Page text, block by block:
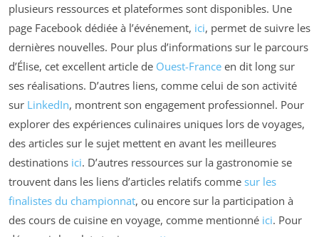
plusieurs ressources et plateformes sont disponibles. Une
page Facebook dédiée à l’événement, ici, permet de suivre les
dernières nouvelles. Pour plus d’informations sur le parcours
d’Élise, cet excellent article de Ouest-France en dit long sur
ses réalisations. D’autres liens, comme celui de son activité
sur LinkedIn, montrent son engagement professionnel. Pour
explorer des expériences culinaires uniques lors de voyages,
des articles sur le sujet mettent en avant les meilleures
destinations ici. D’autres ressources sur la gastronomie se
trouvent dans les liens d’articles relatifs comme sur les
finalistes du championnat, ou encore sur la participation à
des cours de cuisine en voyage, comme mentionné ici. Pour